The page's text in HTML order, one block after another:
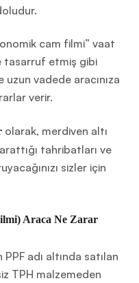
cam filmi” vaat
tasarruf etmiş gibi
vadede aracınıza
verir.
olarak, merdiven altı
tahribatları ve
sizler için
Araca Ne Zarar
adı altında satılan
TPH malzemeden